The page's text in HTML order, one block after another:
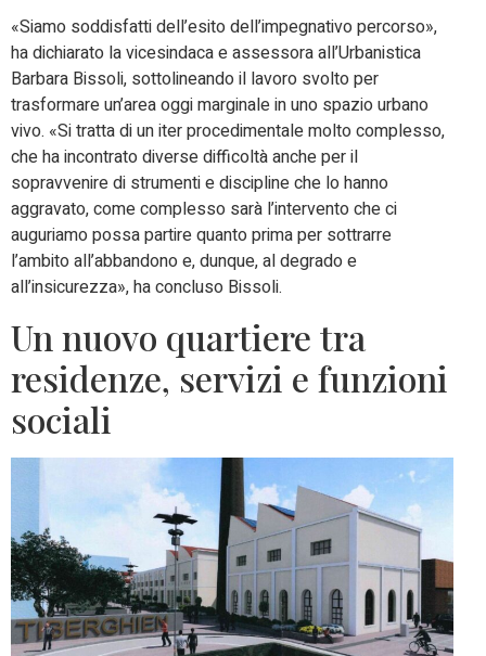
«Siamo soddisfatti dell’esito dell’impegnativo percorso»,
ha dichiarato la vicesindaca e assessora all’Urbanistica
Barbara Bissoli, sottolineando il lavoro svolto per
trasformare un’area oggi marginale in uno spazio urbano
vivo. «Si tratta di un iter procedimentale molto complesso,
che ha incontrato diverse difficoltà anche per il
sopravvenire di strumenti e discipline che lo hanno
aggravato, come complesso sarà l’intervento che ci
auguriamo possa partire quanto prima per sottrarre
l’ambito all’abbandono e, dunque, al degrado e
all’insicurezza», ha concluso Bissoli.
Un nuovo quartiere tra
residenze, servizi e funzioni
sociali